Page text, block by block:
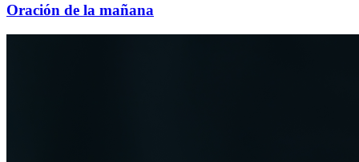
Oración de la mañana